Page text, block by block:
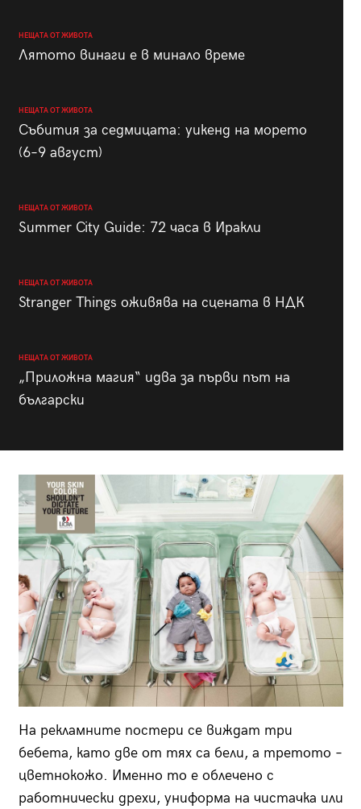
НЕЩАТА ОТ ЖИВОТА
Лятото винаги е в минало време
НЕЩАТА ОТ ЖИВОТА
Събития за седмицата: уикенд на морето
(6–9 август)
НЕЩАТА ОТ ЖИВОТА
Summer City Guide: 72 часа в Иракли
НЕЩАТА ОТ ЖИВОТА
Stranger Things оживява на сцената в НДК
НЕЩАТА ОТ ЖИВОТА
„Приложна магия“ идва за първи път на
български
На рекламните постери се виждат три
бебета, като две от тях са бели, а третото –
цветнокожо. Именно то е облечено с
работнически дрехи, униформа на чистачка или